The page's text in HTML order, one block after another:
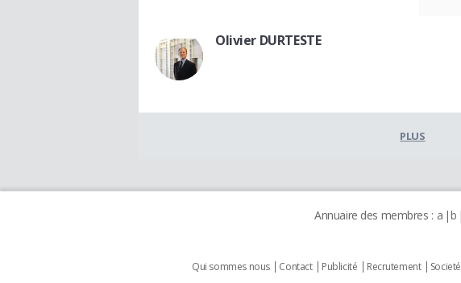
Olivier DURTESTE
PLUS
Annuaire des membres : a b
Qui sommes nous Contact Publicité Recrutement Societé